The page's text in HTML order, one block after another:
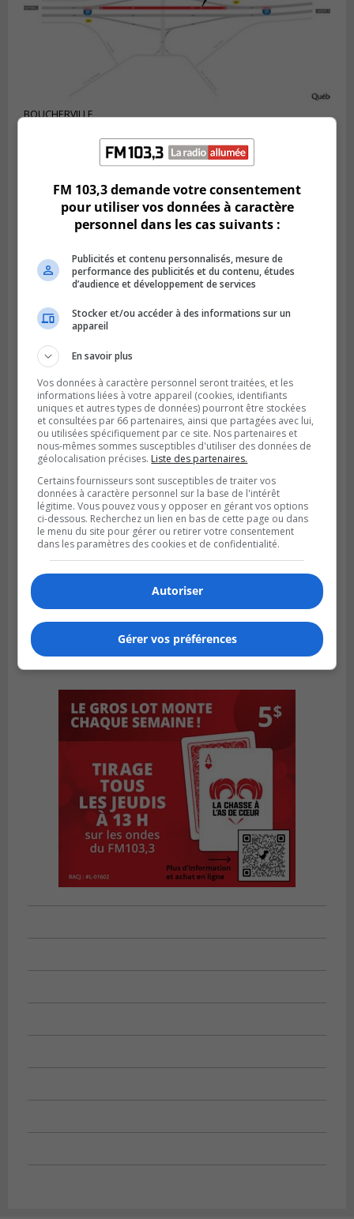
BOUCHERVILLE
Le MTMD annonce des fermetures sur
l’autoroute 20 à Boucherville
VIEUX-LONGUEUIL
Publié le 31 juillet 2026 à 14h20
Le RTL dévoile sa nouvelle flotte de
transport adapté
FM 103,3 demande votre consentement
pour utiliser vos données à caractère
personnel dans les cas suivants :
Publicités et contenu personnalisés, mesure de
performance des publicités et du contenu, études
d’audience et développement de services
Stocker et/ou accéder à des informations sur un
appareil
En savoir plus
Vos données à caractère personnel seront traitées, et les
informations liées à votre appareil (cookies, identifiants
uniques et autres types de données) pourront être stockées
et consultées par 66 partenaires, ainsi que partagées avec lui,
ou utilisées spécifiquement par ce site. Nos partenaires et
nous-mêmes sommes susceptibles d'utiliser des données de
géolocalisation précises. Liste des partenaires.
Certains fournisseurs sont susceptibles de traiter vos
données à caractère personnel sur la base de l'intérêt
légitime. Vous pouvez vous y opposer en gérant vos options
ci-dessous. Recherchez un lien en bas de cette page ou dans
le menu du site pour gérer ou retirer votre consentement
dans les paramètres des cookies et de confidentialité.
Autoriser
Gérer vos préférences